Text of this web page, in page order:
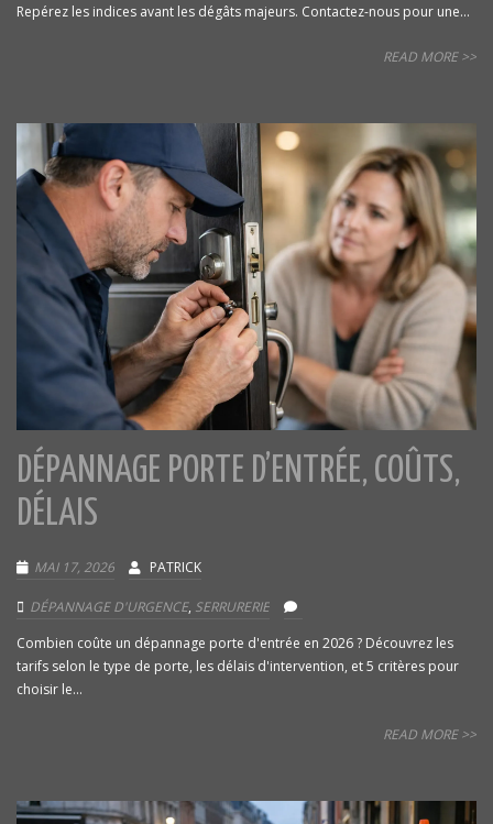
Repérez les indices avant les dégâts majeurs. Contactez-nous pour une...
READ MORE >>
DÉPANNAGE PORTE D’ENTRÉE, COÛTS,
DÉLAIS
MAI 17, 2026 PATRICK
DÉPANNAGE D'URGENCE, SERRURERIE
Combien coûte un dépannage porte d'entrée en 2026 ? Découvrez les
tarifs selon le type de porte, les délais d'intervention, et 5 critères pour
choisir le...
READ MORE >>